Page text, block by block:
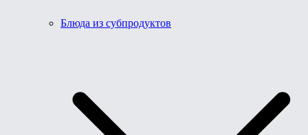
Блюда из субпродуктов